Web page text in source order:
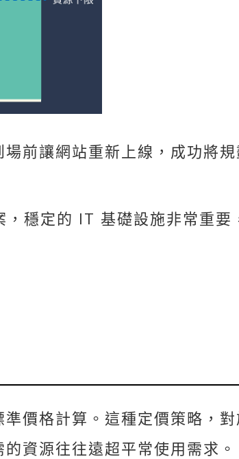
前讓網站重新上線，成功將
穩定的 IT 基礎設施非常重要
準價格計算。這種定價策略，
資源往往遠超平常使用需求。